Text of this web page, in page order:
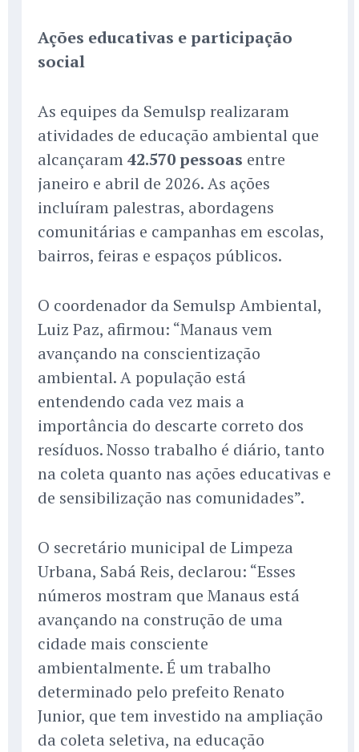
Ações educativas e participação
social
As equipes da Semulsp realizaram
atividades de educação ambiental que
alcançaram42.570 pessoas entre
janeiro e abril de 2026. As ações
incluíram palestras, abordagens
comunitárias e campanhas em escolas,
bairros, feiras e espaços públicos.
O coordenador da Semulsp Ambiental,
Luiz Paz, afirmou: “Manaus vem
avançando na conscientização
ambiental. A população está
entendendo cada vez mais a
importância do descarte correto dos
resíduos. Nosso trabalho é diário, tanto
na coleta quanto nas ações educativas e
de sensibilização nas comunidades”.
O secretário municipal de Limpeza
Urbana, Sabá Reis, declarou: “Esses
números mostram que Manaus está
avançando na construção de uma
cidade mais consciente
ambientalmente. É um trabalho
determinado pelo prefeito Renato
Junior, que tem investido na ampliação
da coleta seletiva, na educação